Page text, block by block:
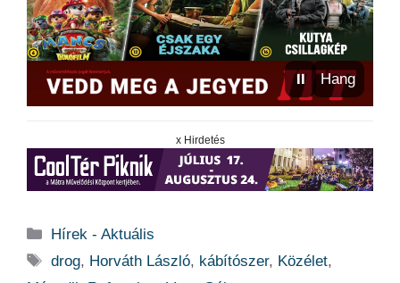
⏸ Hang
x Hirdetés
Kategória
Hírek - Aktuális
Címkék
drog, Horváth László, kábítószer, Közélet,